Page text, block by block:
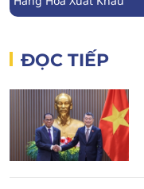
ĐỌC TIẾP